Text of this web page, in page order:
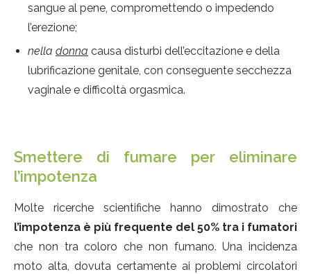
sangue al pene, compromettendo o impedendo
l’erezione;
nella donna causa disturbi dell’eccitazione e della
lubrificazione genitale, con conseguente secchezza
vaginale e difficoltà orgasmica.
Smettere di fumare per eliminare
l’impotenza
Molte ricerche scientifiche hanno dimostrato che
l’impotenza è più frequente del 50% tra i fumatori
che non tra coloro che non fumano. Una incidenza
moto alta, dovuta certamente ai problemi circolatori